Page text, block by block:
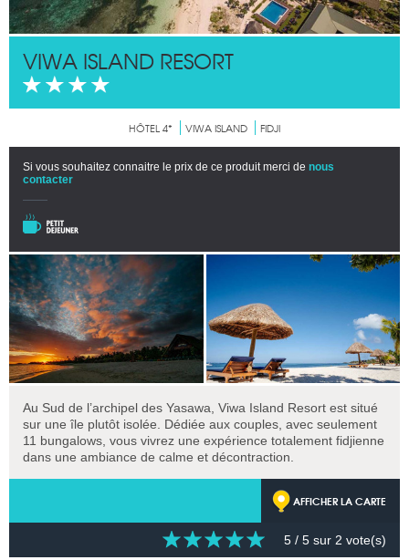
VIWA ISLAND RESORT
HÔTEL 4* VIWA ISLAND FIDJI
Si vous souhaitez connaitre le prix de ce produit merci de nous
contacter
Au Sud de l’archipel des Yasawa, Viwa Island Resort est situé
sur une île plutôt isolée. Dédiée aux couples, avec seulement
11 bungalows, vous vivrez une expérience totalement fidjienne
dans une ambiance de calme et décontraction.
AFFICHER LA CARTE
5 / 5 sur 2 vote(s)